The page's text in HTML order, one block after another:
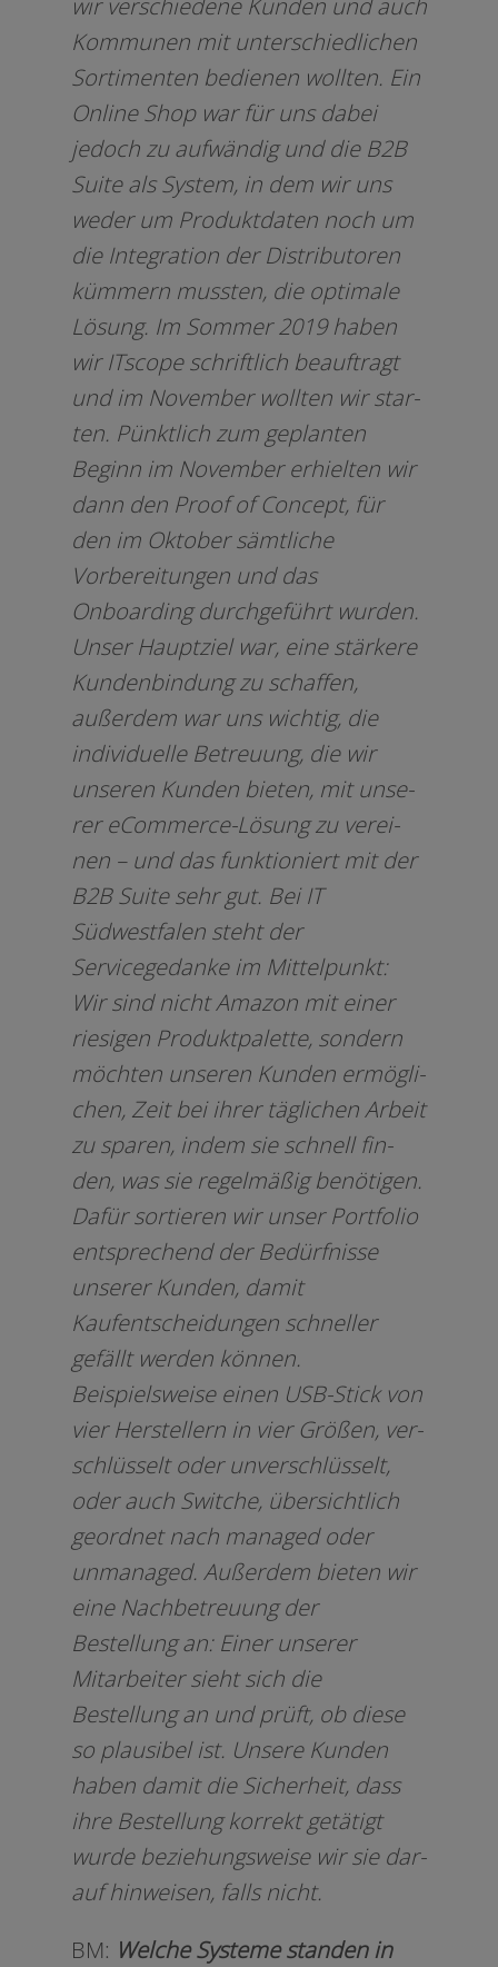
Kommunen mit unter­schied­li­chen
Sortimenten bedie­nen woll­ten. Ein
Online Shop war für uns dabei
jedoch zu auf­wän­dig und die B2B
Suite als System, in dem wir uns
weder um Produktdaten noch um
die Integration der Distributoren
küm­mern muss­ten, die opti­ma­le
Lösung. Im Sommer 2019 haben
wir ITscope schrift­lich beauf­tragt
und im November woll­ten wir star­
ten. Pünktlich zum geplan­ten
Beginn im November erhiel­ten wir
dann den Proof of Concept, für
den im Oktober sämt­li­che
Vorbereitungen und das
Onboarding durch­ge­führt wur­den.
Unser Hauptziel war, eine stär­ke­re
Kundenbindung zu schaf­fen,
außer­dem war uns wich­tig, die
indi­vi­du­el­le Betreuung, die wir
unse­ren Kunden bie­ten, mit unse­
rer eCommerce-Lösung zu ver­ei­
nen – und das funk­tio­niert mit der
B2B Suite sehr gut. Bei IT
Südwestfalen steht der
Servicegedanke im Mittelpunkt:
Wir sind nicht Amazon mit einer
rie­si­gen Produktpalette, son­dern
möch­ten unse­ren Kunden ermög­li­
chen, Zeit bei ihrer täg­li­chen Arbeit
zu spa­ren, indem sie schnell fin­
den, was sie regel­mä­ßig benö­ti­gen.
Dafür sor­tie­ren wir unser Portfolio
ent­spre­chend der Bedürfnisse
unse­rer Kunden, damit
Kaufentscheidungen schnel­ler
gefällt wer­den kön­nen.
Beispielsweise einen USB-Stick von
vier Herstellern in vier Größen, ver­
schlüs­selt oder unver­schlüs­selt,
oder auch Switche, über­sicht­lich
geord­net nach mana­ged oder
unma­na­ged. Außerdem bie­ten wir
eine Nachbetreuung der
Bestellung an: Einer unse­rer
Mitarbeiter sieht sich die
Bestellung an und prüft, ob die­se
so plau­si­bel ist. Unsere Kunden
haben damit die Sicherheit, dass
ihre Bestellung kor­rekt getä­tigt
wur­de bezie­hungs­wei­se wir sie dar­
auf hin­wei­sen, falls nicht.
BM: Welche Systeme stan­den in